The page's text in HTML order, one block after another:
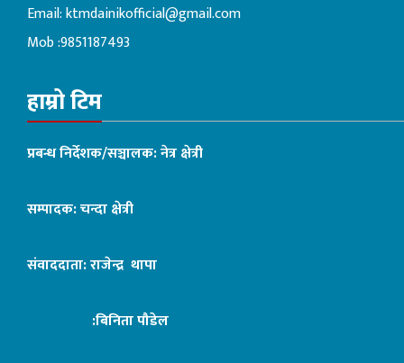
Email:ktmdainikofficial@gmail.com
Mob :9851187493
हाम्रो टिम
प्रबन्ध निर्देशक/सञ्चालक: नेत्र क्षेत्री
सम्पादक: चन्दा क्षेत्री
संवाददाता: राजेन्द्र थापा
:बिनिता पौडेल